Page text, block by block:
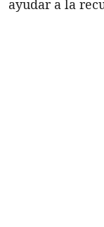
ayudar a la